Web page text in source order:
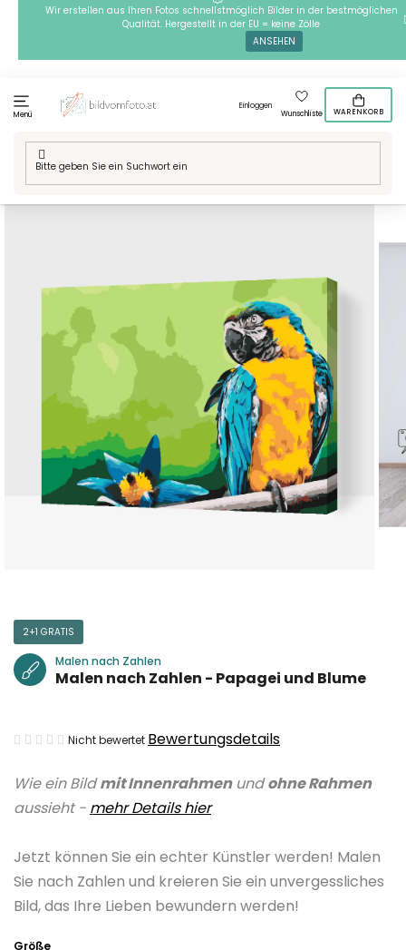
springen
Wir erstellen aus Ihren Fotos schnellstmöglich Bilder in der bestmöglichen
Qualität. Hergestellt in der EU = keine Zölle
ANSEHEN
Menü
Einloggen
Wunschliste
WARENKORB
Startseite
/ Technik / Malen nach Zahlen / Malen nach Zahlen -
Papagei und Blume
Wie ein Bildmit Innenrahmenundohne Rahmen
aussieht - mehr Details hier
Jetzt können Sie ein echter Künstler werden! Malen
Sie nach Zahlen und kreieren Sie ein unvergessliches
Bild, das Ihre Lieben bewundern werden!
Größe
2+1 GRATIS
Malen nach Zahlen
Malen nach Zahlen - Papagei und Blume
Die
Produktbewertung
ist
von
5
Sternen.
Nicht bewertet Bewertungsdetails